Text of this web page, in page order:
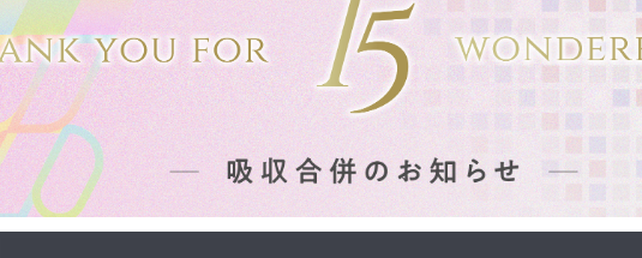
では、そんなインフルエンサーに憧れて、私も ”インフルエンサーになり
ったとき、一体何から始めていけばいいのでしょうか。